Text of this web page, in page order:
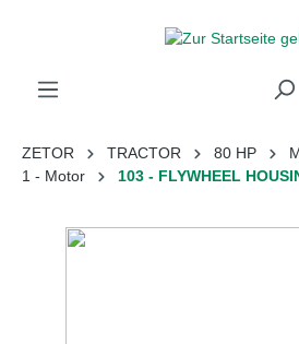
ZETOR TRACTOR 80 HP
1 - Motor
103 - FLYWHEEL